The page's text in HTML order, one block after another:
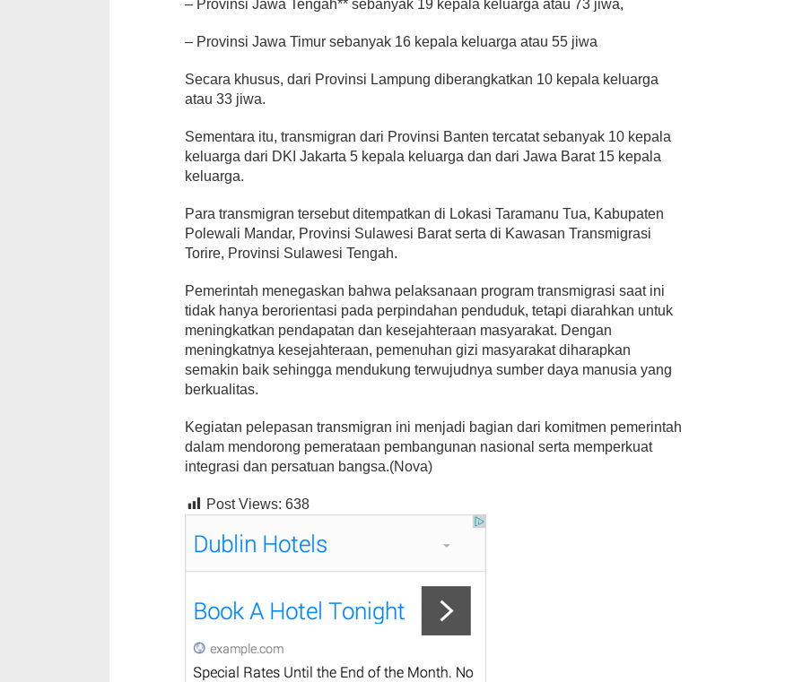
– Provinsi Jawa Tengah** sebanyak 19 kepala keluarga atau 73 jiwa,
– Provinsi Jawa Timur sebanyak 16 kepala keluarga atau 55 jiwa
Secara khusus, dari Provinsi Lampung diberangkatkan 10 kepala keluarga
atau 33 jiwa.
Sementara itu, transmigran dari Provinsi Banten tercatat sebanyak 10 kepala
keluarga dari DKI Jakarta 5 kepala keluarga dan dari Jawa Barat 15 kepala
keluarga.
Para transmigran tersebut ditempatkan di Lokasi Taramanu Tua, Kabupaten
Polewali Mandar, Provinsi Sulawesi Barat serta di Kawasan Transmigrasi
Torire, Provinsi Sulawesi Tengah.
Pemerintah menegaskan bahwa pelaksanaan program transmigrasi saat ini
tidak hanya berorientasi pada perpindahan penduduk, tetapi diarahkan untuk
meningkatkan pendapatan dan kesejahteraan masyarakat. Dengan
meningkatnya kesejahteraan, pemenuhan gizi masyarakat diharapkan
semakin baik sehingga mendukung terwujudnya sumber daya manusia yang
berkualitas.
Kegiatan pelepasan transmigran ini menjadi bagian dari komitmen pemerintah
dalam mendorong pemerataan pembangunan nasional serta memperkuat
integrasi dan persatuan bangsa.(Nova)
Post Views: 638